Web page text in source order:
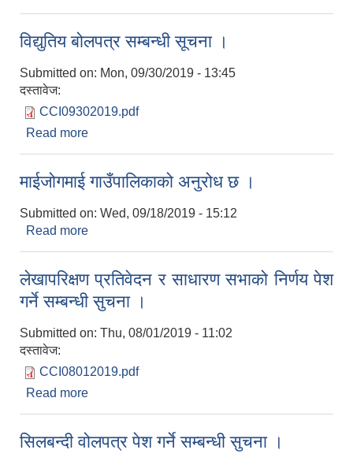
विद्युतिय बोलपत्र सम्बन्धी सूचना ।
Submitted on: Mon, 09/30/2019 - 13:45
दस्तावेज:
CCI09302019.pdf
Read more
माईजोगमाई गाउँपालिकाको अनुरोध छ ।
Submitted on: Wed, 09/18/2019 - 15:12
Read more
लेखापरिक्षण प्रतिवेदन र साधारण सभाको निर्णय पेश
गर्ने सम्बन्धी सुचना ।
Submitted on: Thu, 08/01/2019 - 11:02
दस्तावेज:
CCI08012019.pdf
Read more
सिलबन्दी वोलपत्र पेश गर्ने सम्बन्धी सुचना ।